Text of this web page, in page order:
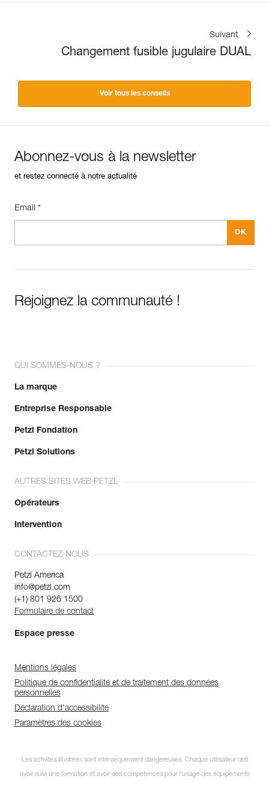
Suivant
Changement fusible jugulaire DUAL
Voir tous les conseils
Abonnez-vous à la newsletter
et restez connecté à notre actualité
Email *
Rejoignez la communauté !
QUI SOMMES-NOUS ?
La marque
Entreprise Responsable
Petzl Fondation
Petzl Solutions
AUTRES SITES WEB PETZL
Opérateurs
Intervention
CONTACTEZ-NOUS
Petzl America
info@petzl.com
(+1) 801 926 1500
Formulaire de contact
Espace presse
Mentions légales
Politique de confidentialité et de traitement des données
personnelles
Déclaration d'accessibilité
Paramètres des cookies
Les activités illustrées sont intrinsèquement dangereuses. Chaque utilisateur doit
avoir suivi une formation et avoir des compétences pour l’usage des équipements